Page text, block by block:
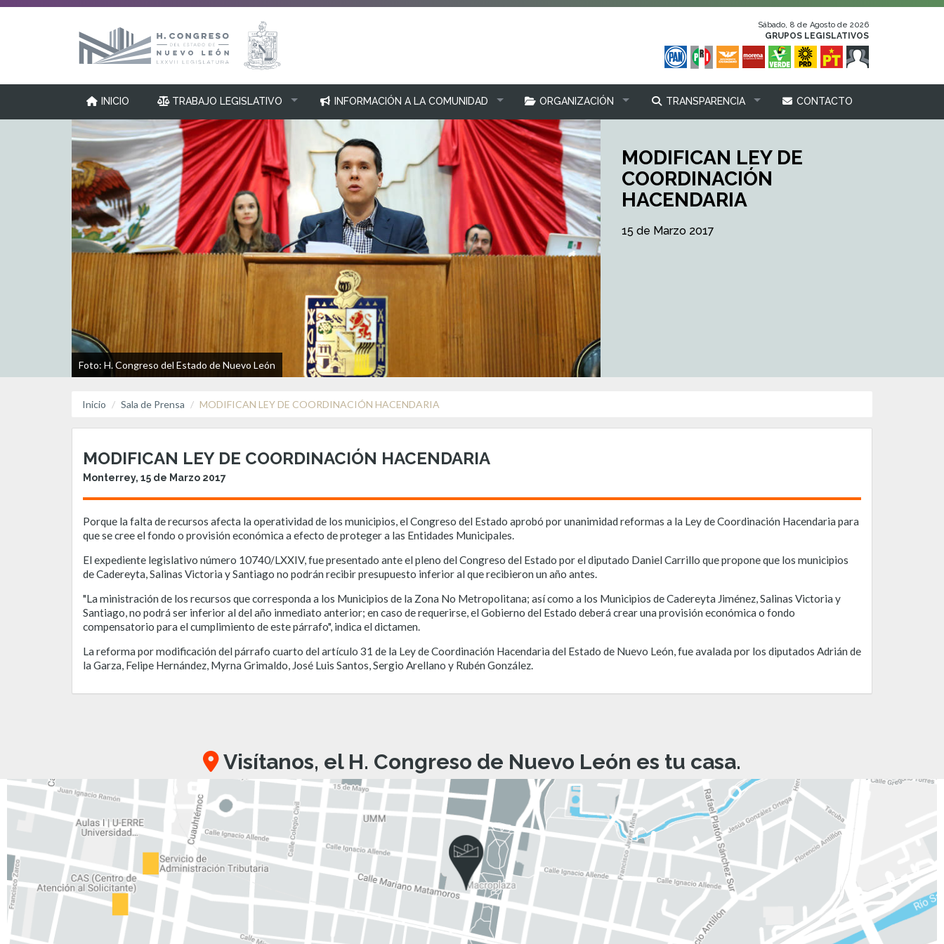
Sábado, 8 de Agosto de 2026
GRUPOS LEGISLATIVOS
INICIO TRABAJO LEGISLATIVO INFORMACIÓN A LA COMUNIDAD ORGANIZACIÓN TRANSPARENCIA CONTACTO
Foto: H. Congreso del Estado de Nuevo León
MODIFICAN LEY DE
COORDINACIÓN
HACENDARIA
15 de Marzo 2017
Inicio Sala de Prensa MODIFICAN LEY DE COORDINACIÓN HACENDARIA
MODIFICAN LEY DE COORDINACIÓN HACENDARIA
Monterrey, 15 de Marzo 2017
Porque la falta de recursos afecta la operatividad de los municipios, el Congreso del Estado aprobó por unanimidad reformas a la Ley de Coordinación Hacendaria para
que se cree el fondo o provisión económica a efecto de proteger a las Entidades Municipales.
El expediente legislativo número 10740/LXXIV, fue presentado ante el pleno del Congreso del Estado por el diputado Daniel Carrillo que propone que los municipios
de Cadereyta, Salinas Victoria y Santiago no podrán recibir presupuesto inferior al que recibieron un año antes.
"La ministración de los recursos que corresponda a los Municipios de la Zona No Metropolitana; así como a los Municipios de Cadereyta Jiménez, Salinas Victoria y
Santiago, no podrá ser inferior al del año inmediato anterior; en caso de requerirse, el Gobierno del Estado deberá crear una provisión económica o fondo
compensatorio para el cumplimiento de este párrafo", indica el dictamen.
La reforma por modificación del párrafo cuarto del artículo 31 de la Ley de Coordinación Hacendaria del Estado de Nuevo León, fue avalada por los diputados Adrián de
la Garza, Felipe Hernández, Myrna Grimaldo, José Luis Santos, Sergio Arellano y Rubén González.
Visítanos, el H. Congreso de Nuevo León es tu casa.